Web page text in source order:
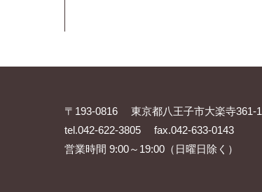
〒193-0816 東京都八王子市大楽寺361-1
tel.042-622-3805 fax.042-633-0143
営業時間 9:00～19:00（日曜日除く）